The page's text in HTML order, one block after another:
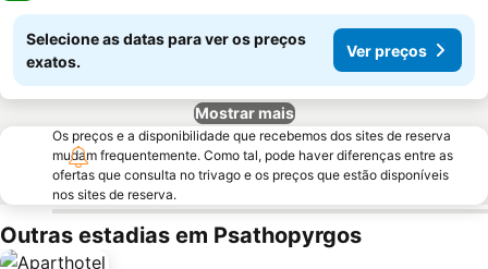
Selecione as datas para ver os preços
exatos.
Ver preços
Mostrar mais
Os preços e a disponibilidade que recebemos dos sites de reserva
mudam frequentemente. Como tal, pode haver diferenças entre as
ofertas que consulta no trivago e os preços que estão disponíveis
nos sites de reserva.
Outras estadias em Psathopyrgos